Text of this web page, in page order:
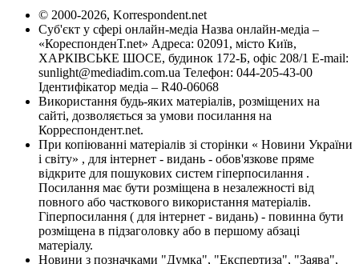
© 2000-2026, Korrespondent.net
Суб'єкт у сфері онлайн-медіа Назва онлайн-медіа –
«КореспонденТ.net» Адреса: 02091, місто Київ,
ХАРКІВСЬКЕ ШОСЕ, будинок 172-Б, офіс 208/1 E-mail:
sunlight@mediadim.com.ua Телефон: 044-205-43-00
Ідентифікатор медіа – R40-06068
Використання будь-яких матеріалів, розміщених на
сайті, дозволяється за умови посилання на
Корреспондент.net.
При копіюванні матеріалів зі сторінки « Новини України
і світу» , для інтернет - видань - обов'язкове пряме
відкрите для пошукових систем гіперпосилання .
Посилання має бути розміщена в незалежності від
повного або часткового використання матеріалів.
Гіперпосилання ( для інтернет - видань) - повинна бути
розміщена в підзаголовку або в першому абзаці
матеріалу.
Новини з позначками "Думка", "Експертиза", "Заява",